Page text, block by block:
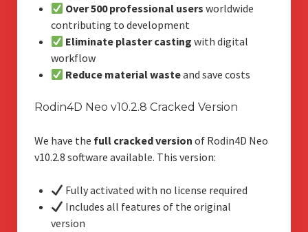
Over 500 professional users worldwide
contributing to development
Eliminate plaster casting with digital
workflow
Reduce material wasteand save costs
Rodin4D Neo v10.2.8 Cracked Version
We have the full cracked version of Rodin4D Neo
v10.2.8 software available. This version:
Fully activated with no license required
Includes all features of the original
version